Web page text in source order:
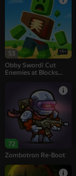
53 16+
Obby Sword! Cut
Enemies at Blocks
72
Zombotron Re-Boot